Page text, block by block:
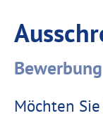
Bewerbung
Möchten